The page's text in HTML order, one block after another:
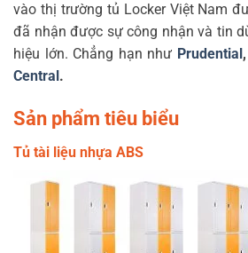
vào thị trường tủ Locker Việt Nam
đã nhận được sự công nhận và tin
hiệu lớn. Chẳng hạn như Prudential
Central .
Sản phẩm tiêu biểu
Tủ tài liệu nhựa ABS